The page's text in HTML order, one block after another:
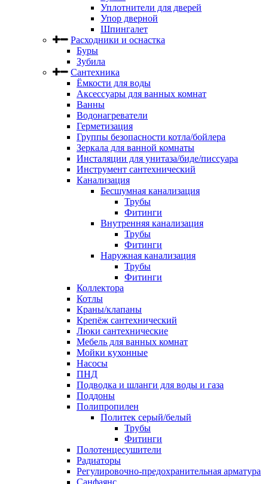
Уплотнители для дверей
Упор дверной
Шпингалет
Расходники и оснастка
Буры
Зубила
Сантехника
Ёмкости для воды
Аксессуары для ванных комнат
Ванны
Водонагреватели
Герметизация
Группы безопасности котла/бойлера
Зеркала для ванной комнаты
Инсталяции для унитаза/биде/писсуара
Инструмент сантехнический
Канализация
Бесшумная канализация
Трубы
Фитинги
Внутренняя канализация
Трубы
Фитинги
Наружная канализация
Трубы
Фитинги
Коллектора
Котлы
Краны/клапаны
Крепёж сантехнический
Люки сантехнические
Мебель для ванных комнат
Мойки кухонные
Насосы
ПНД
Подводка и шланги для воды и газа
Поддоны
Полипропилен
Политек серый/белый
Трубы
Фитинги
Полотенцесушители
Радиаторы
Регулировочно-предохранительная арматура
Санфаянс